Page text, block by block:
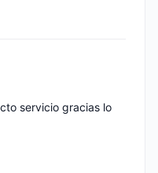
servicio gracias lo